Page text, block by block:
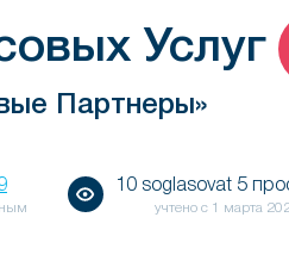
Услуг
Партнеры»
10 soglasovat 5
учтено с 1 марта